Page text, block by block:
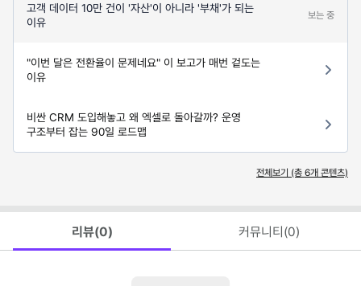
고객 데이터 10만 건이 '자산'이 아니라 '부채'가 되는
이유
보는 중
"이번 달은 전환율이 문제네요" 이 보고가 매번 겉도는
이유
비싼 CRM 도입해놓고 왜 엑셀로 돌아갈까? 운영
구조부터 잡는 90일 로드맵
전체보기 (총 6개 콘텐츠)
리뷰(0) 커뮤니티(0)